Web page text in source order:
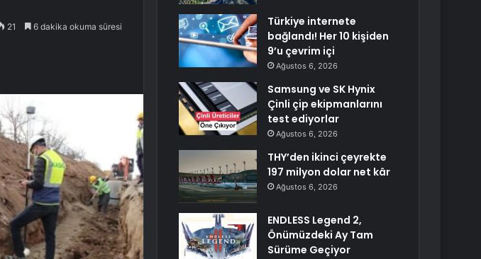
21 6 dakika okuma süresi
Türkiye internete
bağlandı! Her 10 kişiden
9’u çevrim içi
Ağustos 6, 2026
Samsung ve SK Hynix
Çinli çip ekipmanlarını
test ediyorlar
Ağustos 6, 2026
THY’den ikinci çeyrekte
197 milyon dolar net kâr
Ağustos 6, 2026
ENDLESS Legend 2,
Önümüzdeki Ay Tam
Sürüme Geçiyor